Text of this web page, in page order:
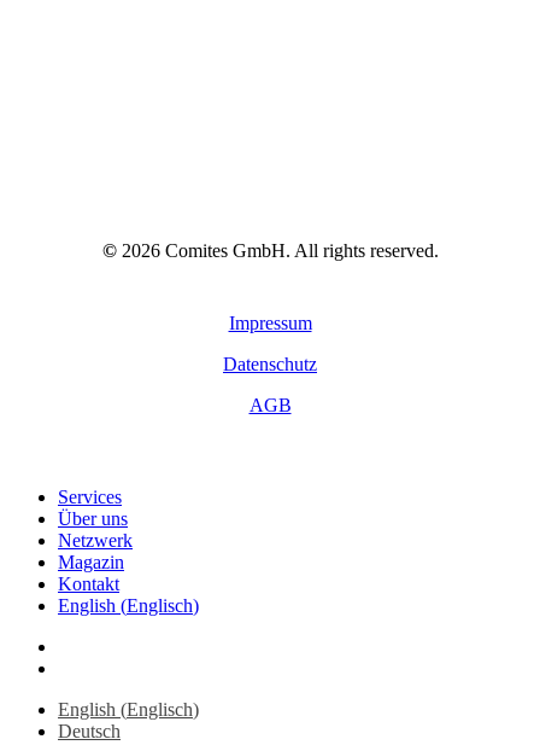
© 2026Comites GmbH. All rights reserved.
Impressum
Datenschutz
AGB
Close
Menu
Services
Über uns
Netzwerk
Magazin
Kontakt
English (Englisch)
English (Englisch)
Deutsch